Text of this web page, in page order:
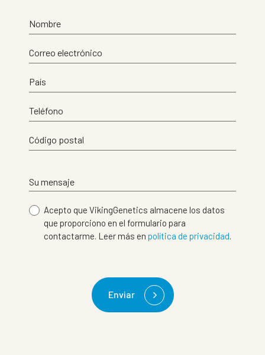
Nombre
Correo electrónico
País
Teléfono
Código postal
Su mensaje
Acepto que VikingGenetics almacene los datos
que proporciono en el formulario para
contactarme. Leer más en política de privacidad.
Enviar